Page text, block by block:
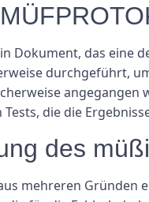
Dokument, das eine
durchgeführt,
Tests, die die
des
mehreren Gründen